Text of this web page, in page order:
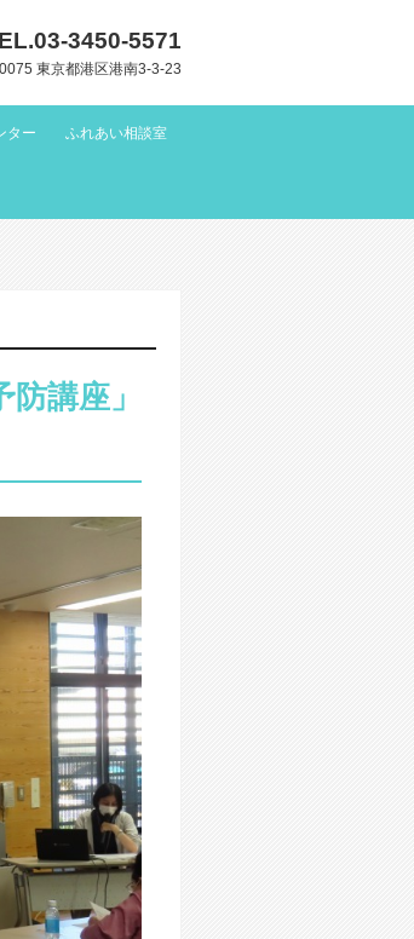
03-3450-5571
東京都港区港南3-3-23
ター ふれあい相談室
講座」